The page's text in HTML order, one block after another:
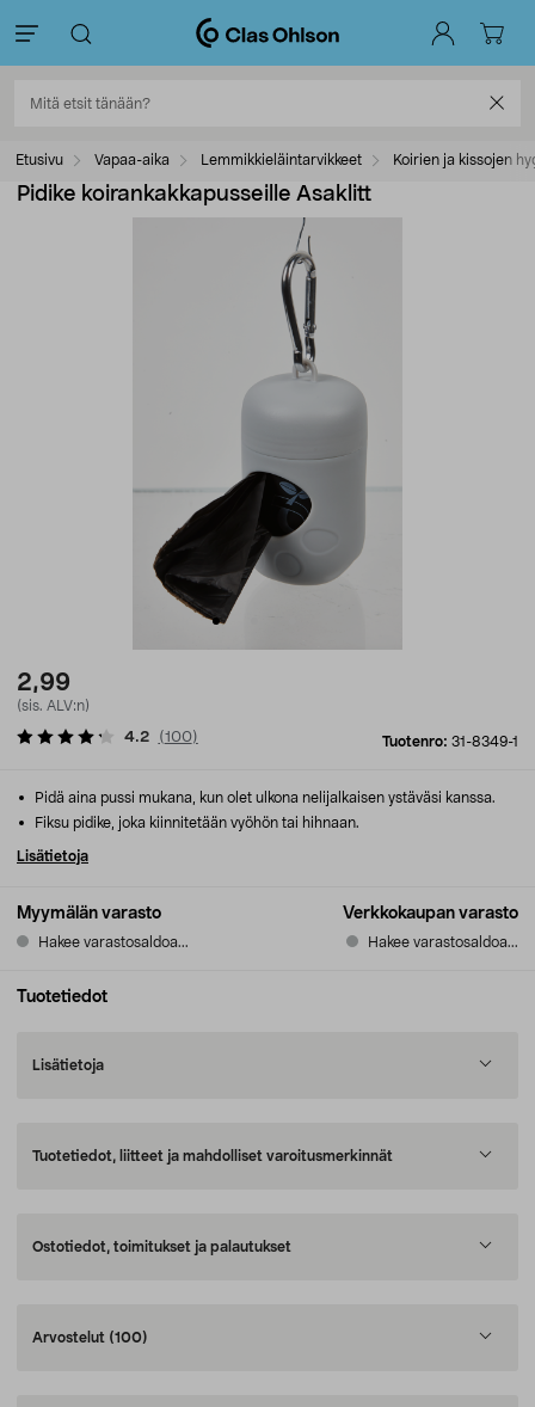
Etusivu Vapaa-aika Lemmikkieläintarvikkeet Koirien ja kissojen
Pidike koirankakkapusseille Asaklitt
2,99
(sis. ALV:n)
Tuotenro: 31-8349-1
4.2 (100)
Myymälän varasto
Hakee varastosaldoa...
Verkkokaupan varasto
Hakee varastosaldoa...
Pidä aina pussi mukana, kun olet ulkona nelijalkaisen ystäväsi kanssa.
Fiksu pidike, joka kiinnitetään vyöhön tai hihnaan.
Lisätietoja
Tuotetiedot
Lisätietoja
Tuotetiedot, liitteet ja mahdolliset varoitusmerkinnät
Ostotiedot, toimitukset ja palautukset
Arvostelut (100)